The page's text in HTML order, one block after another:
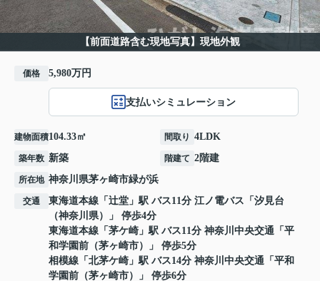
【前面道路含む現地写真】現地外観
価格 5,980万円
支払いシミュレーション
建物面積104.33㎡ 間取り 4LDK
築年数 新築 階建て 2階建
所在地 神奈川県茅ヶ崎市緑が浜
交通 東海道本線 「 辻堂 」駅 バス11分 江ノ電バス「汐見台
（神奈川県）」 停歩4分
東海道本線 「 茅ケ崎 」駅 バス11分 神奈川中央交通「平
和学園前（茅ヶ崎市）」 停歩5分
相模線 「 北茅ケ崎 」駅 バス14分 神奈川中央交通「平和
学園前（茅ヶ崎市）」 停歩6分